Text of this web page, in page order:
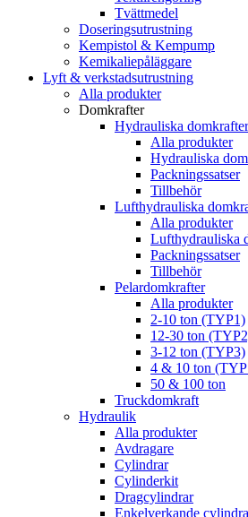
Tvättmedel
Doseringsutrustning
Kempistol & Kempump
Kemikaliepåläggare
Lyft & verkstadsutrustning
Alla produkter
Domkrafter
Hydrauliska domkrafter
Alla produkter
Hydrauliska
Packningssatser
Tillbehör
Lufthydrauliska
Alla produkter
Lufthydrauliska
Packningssatser
Tillbehör
Pelardomkrafter
Alla produkter
2-10 ton (TYP1)
12-30 ton
3-12 ton (TYP3)
4 & 10 ton
50 & 100 ton
Truckdomkraft
Hydraulik
Alla produkter
Avdragare
Cylindrar
Cylinderkit
Dragcylindrar
Enkelverkande